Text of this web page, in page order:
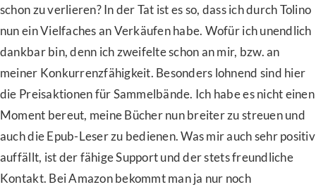
schon zu verlieren? In der Tat ist es so, dass ich durch Tolino
nun ein Vielfaches an Verkäufen habe. Wofür ich unendlich
dankbar bin, denn ich zweifelte schon an mir, bzw. an
meiner Konkurrenzfähigkeit. Besonders lohnend sind hier
die Preisaktionen für Sammelbände. Ich habe es nicht einen
Moment bereut, meine Bücher nun breiter zu streuen und
auch die Epub-Leser zu bedienen. Was mir auch sehr positiv
auffällt, ist der fähige Support und der stets freundliche
Kontakt. Bei Amazon bekommt man ja nur noch